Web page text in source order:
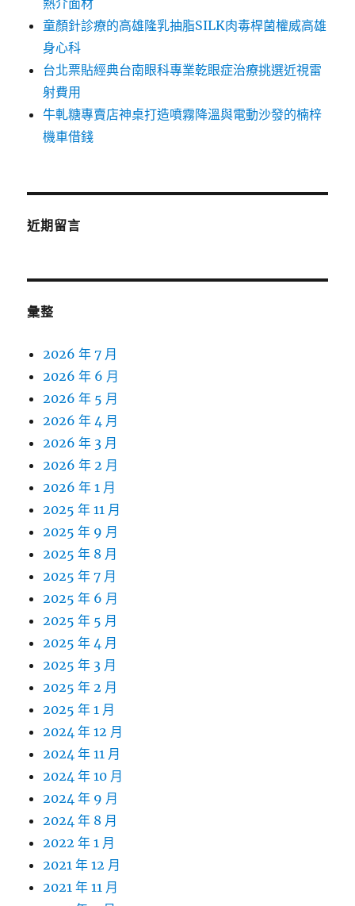
熱介面材
童顏針診療的高雄隆乳抽脂SILK肉毒桿菌權威高雄
身心科
台北票貼經典台南眼科專業乾眼症治療挑選近視雷
射費用
牛軋糖專賣店神桌打造噴霧降溫與電動沙發的楠梓
機車借錢
近期留言
彙整
2026 年 7 月
2026 年 6 月
2026 年 5 月
2026 年 4 月
2026 年 3 月
2026 年 2 月
2026 年 1 月
2025 年 11 月
2025 年 9 月
2025 年 8 月
2025 年 7 月
2025 年 6 月
2025 年 5 月
2025 年 4 月
2025 年 3 月
2025 年 2 月
2025 年 1 月
2024 年 12 月
2024 年 11 月
2024 年 10 月
2024 年 9 月
2024 年 8 月
2022 年 1 月
2021 年 12 月
2021 年 11 月